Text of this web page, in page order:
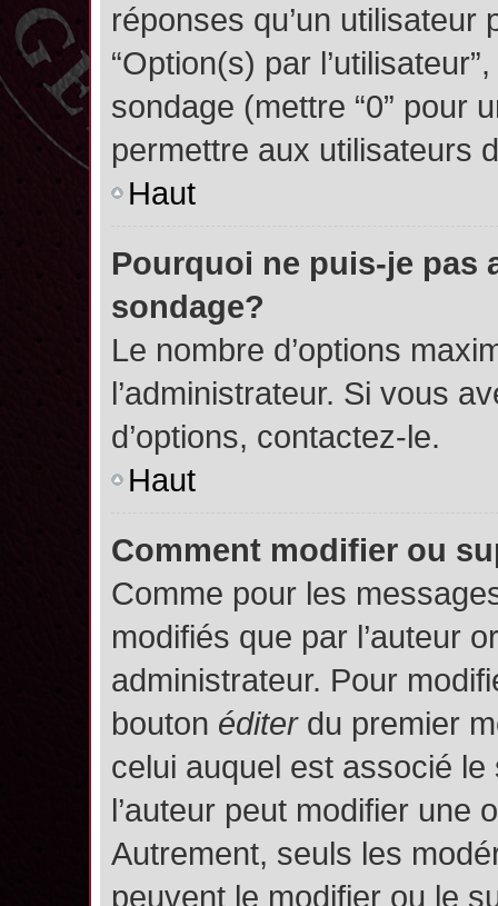
réponses qu’un
“Option(s) par
sondage (mettre “0” pour
permettre aux utilisateurs
Haut
Pourquoi ne puis-je pas
sondage?
Le nombre d’options
l’administrateur. Si vous
d’options, contactez-le.
Haut
Comment modifier ou
Comme pour les
modifiés que par l’auteur
administrateur. Pour
bouton éditerdu premier
celui auquel est associé le
l’auteur peut modifier une
Autrement, seuls les
peuvent le modifier ou le